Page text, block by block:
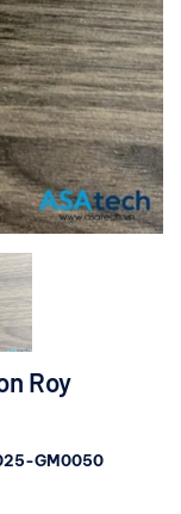
Roy
GM0050